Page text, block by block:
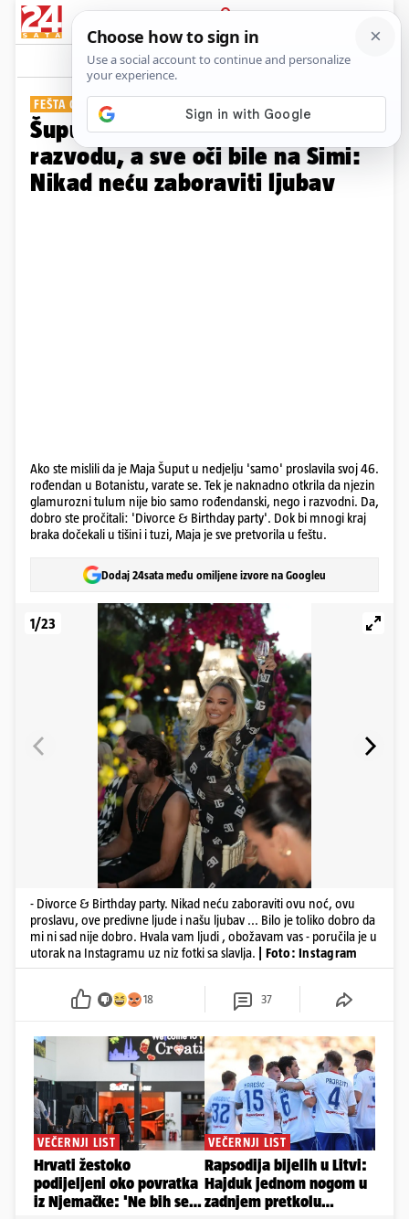
PRIJAVA
Galerija Komentari
FEŠTA GODINE
Šuput nazdravila godinama i
razvodu, a sve oči bile na Šimi:
Nikad neću zaboraviti ljubav
Ako ste mislili da je Maja Šuput u nedjelju 'samo' proslavila svoj 46.
rođendan u Botanistu, varate se. Tek je naknadno otkrila da njezin
glamurozni tulum nije bio samo rođendanski, nego i razvodni. Da,
dobro ste pročitali: 'Divorce & Birthday party'. Dok bi mnogi kraj
braka dočekali u tišini i tuzi, Maja je sve pretvorila u feštu.
Dodaj 24sata među omiljene izvore na Googleu
1/23
- Divorce & Birthday party. Nikad neću zaboraviti ovu noć, ovu
proslavu, ove predivne ljude i našu ljubav ... Bilo je toliko dobro da
mi ni sad nije dobro. Hvala vam ljudi , obožavam vas - poručila je u
utorak na Instagramu uz niz fotki sa slavlja.
| Foto: Instagram
18 37